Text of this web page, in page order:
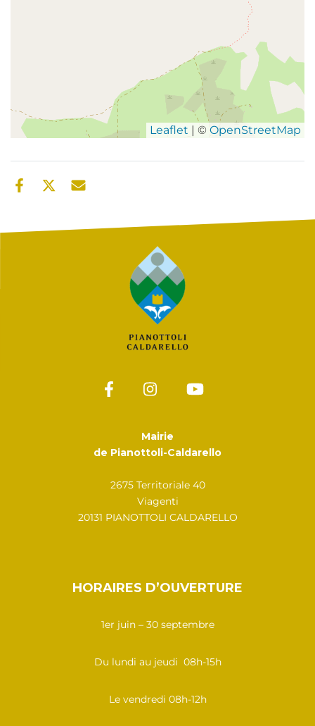
Leaflet | © OpenStreetMap
Mairie
de Pianottoli-Caldarello
2675 Territoriale 40
Viagenti
20131 PIANOTTOLI CALDARELLO
HORAIRES D’OUVERTURE
1er juin – 30 septembre
Du lundi au jeudi 08h-15h
Le vendredi 08h-12h